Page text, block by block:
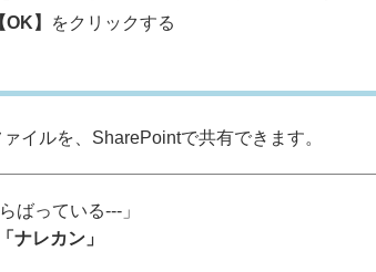
OK】 をクリックする
イルを、SharePointで共有できます。
ばっている---」
ナレカン」